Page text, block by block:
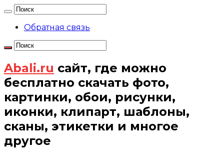
Обратная связь
Abali.ru сайт, где можно
бесплатно скачать фото,
картинки, обои, рисунки,
иконки, клипарт, шаблоны,
сканы, этикетки и многое
другое